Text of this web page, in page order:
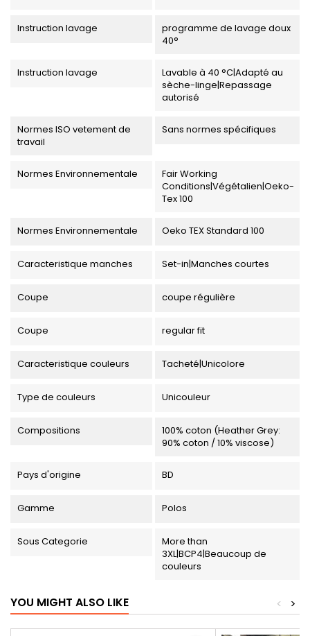
Instruction lavage
programme de lavage doux
40°
Instruction lavage
Lavable à 40 °C|Adapté au
sèche-linge|Repassage
autorisé
Normes ISO vetement de
travail
Sans normes spécifiques
Normes Environnementale
Fair Working
Conditions|Végétalien|Oeko-
Tex 100
Normes Environnementale Oeko TEX Standard 100
Caracteristique manches Set-in|Manches courtes
Coupe coupe régulière
Coupe regular fit
Caracteristique couleurs Tacheté|Unicolore
Type de couleurs Unicouleur
Compositions
100% coton (Heather Grey:
90% coton / 10% viscose)
Pays d'origine BD
Gamme Polos
Sous Categorie
More than
3XL|BCP4|Beaucoup de
couleurs
YOU MIGHT ALSO LIKE >
<